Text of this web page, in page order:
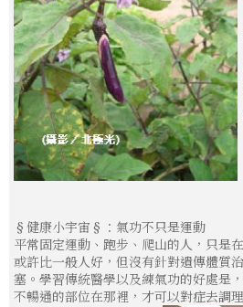
§健康小宇宙§：氣功不只是運動
平常固定運動、跑步、爬山的人，只是
或許比一般人好，但沒有針對遺傳體質
塞。學習傳統醫學以及練氣功的好處是
不暢通的部位在那裡，才可以對症去調理